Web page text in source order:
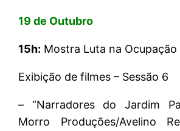
19 de Outubro
15h: Mostra Luta na Ocupação
Exibição de filmes – Sessão 6
– “Narradores do Jardim
Morro Produções/Avelino